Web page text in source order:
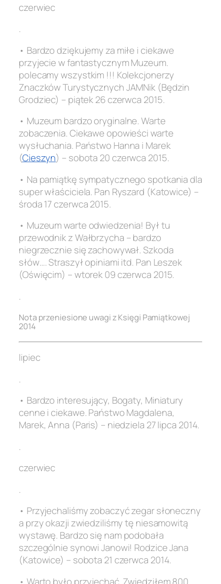
czerwiec
.
• Bardzo dziękujemy za miłe i ciekawe
przyjecie w fantastycznym Muzeum.
polecamy wszystkim !!! Kolekcjonerzy
Znaczków Turystycznych JAMNik (Będzin
Grodziec) – piątek 26 czerwca 2015.
• Muzeum bardzo oryginalne. Warte
zobaczenia. Ciekawe opowieści warte
wysłuchania. Państwo Hanna i Marek
(Cieszyn) – sobota 20 czerwca 2015.
• Na pamiątkę sympatycznego spotkania dla
super właściciela. Pan Ryszard (Katowice) –
środa 17 czerwca 2015.
• Muzeum warte odwiedzenia! Był tu
przewodnik z Wałbrzycha – bardzo
niegrzecznie się zachowywał. Szkoda
słów…. Straszył opiniami itd. Pan Leszek
(Oświęcim) – wtorek 09 czerwca 2015.
.
Nota przeniesione uwagi z Księgi Pamiątkowej
2014
lipiec
.
• Bardzo interesujący, Bogaty, Miniatury
cenne i ciekawe. Państwo Magdalena,
Marek, Anna (Paris) – niedziela 27 lipca 2014.
.
czerwiec
.
• Przyjechaliśmy zobaczyć zegar słoneczny
a przy okazji zwiedziliśmy tę niesamowitą
wystawę. Bardzo się nam podobała
szczególnie synowi Janowi! Rodzice Jana
(Katowice) – sobota 21 czerwca 2014.